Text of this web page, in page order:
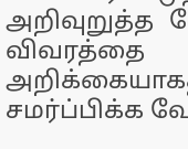
அறிவுறுத்த
சமர்ப்பிக்க